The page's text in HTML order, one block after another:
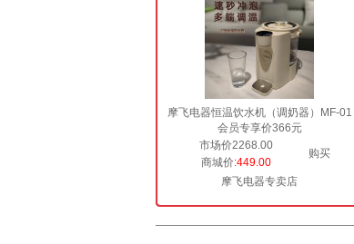
摩飞电器恒温饮水机（调奶器）MF-01
会员专享价366元
市场价2268.00
购买
商城价:449.00
摩飞电器专卖店